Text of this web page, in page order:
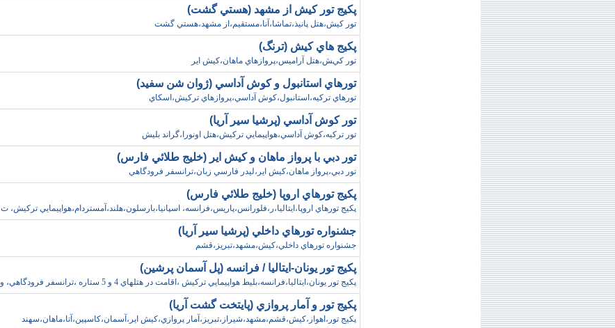
پکيج تور کيش از مشهد (هستي گشت)
تور کيش،هتل پانيذ،تماشا،آنا،مستقيم،از مشهد،هستي گشت
پکيج هاي کيش (ترنگ)
تور کيش،هتل آراميس،پروازهاي ماهان،کيش اير
تورهاي استانبول و کوش آداسي (ژوان شن سفيد)
تورهاي ترکيه،استانبول،کوش آداسي،پروازهاي ترکيش،اسکاي
تور کوش آداسي (پرشيا سير آريا)
تور ترکيه،کوش آداسي،هواپيمايي ترکيش،هتل اونورا،گراند بليش
تور دبي با پرواز ماهان و کيش اير (خليج طلائي فارس)
تور دبي،پرواز ماهان،کيش اير،ليدر فارسي زبان،ترانسفر فرودگاهي
پکيج تورهاي اروپا (خليج طلائي فارس)
پکيج تورهاي اروپا،ايتاليا،ر،فلورانس،پاريس،فرانسه، اسپانيا،بارسلون،هلند،آمستردام،هواپيمايي ترکيش، ت
جشنواره تورهاي داخلي (پرشيا سير آريا)
جشنواره تورهاي داخلي،کيش،مشهد،تبريز،قشم
پکيج تور يونان-ايتاليا / فرانسه (پل آسمان پرشين)
پکيج تور يونان،ايتاليا،فرانسه،بليط هواپيمايي ترکيش ،اقامت در هتلهاي 4 و 5 ستاره ،ترانسفر فرودگاهي، و
پکيج تور و آمار پروازي (پايتخت گشت آريا)
پکيج تور،اهواز،کيش،قشم،مشهد،شيراز،تبريز،آمار پروازي،کيش اير،آسمان،کاسپين،آتا،ماهان،سهند